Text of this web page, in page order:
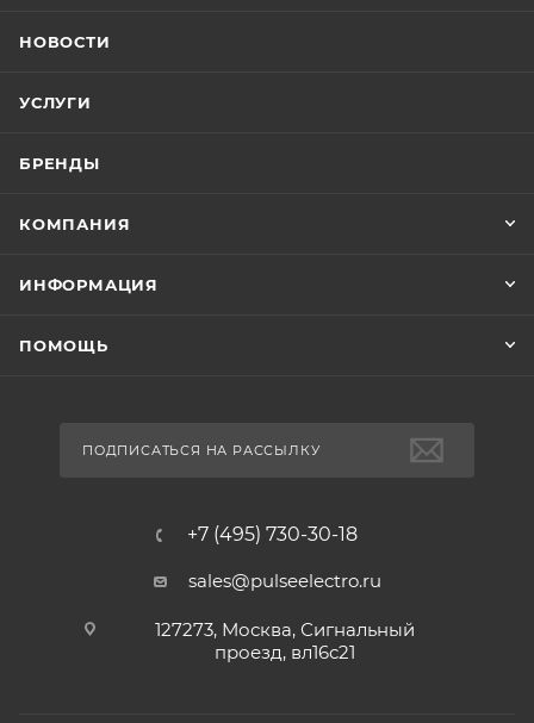
НОВОСТИ
УСЛУГИ
БРЕНДЫ
КОМПАНИЯ
ИНФОРМАЦИЯ
ПОМОЩЬ
ПОДПИСАТЬСЯ НА РАССЫЛКУ
+7 (495) 730-30-18
sales@pulseelectro.ru
127273, Москва, Сигнальный
проезд, вл16с21